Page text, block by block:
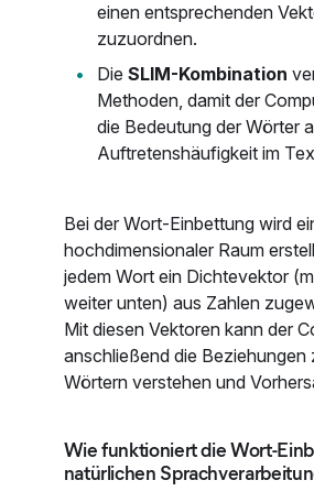
einen entsprechenden
zuzuordnen.
Die SLIM-Kombination
Methoden, damit der
die Bedeutung der Wörter
Auftretenshäufigkeit im
Bei der Wort-Einbettung wird
hochdimensionaler Raum
jedem Wort ein Dichtevektor
weiter unten) aus Zahlen
Mit diesen Vektoren kann der
anschließend die Beziehungen
Wörtern verstehen und
Wie funktioniert die Wort-
natürlichen